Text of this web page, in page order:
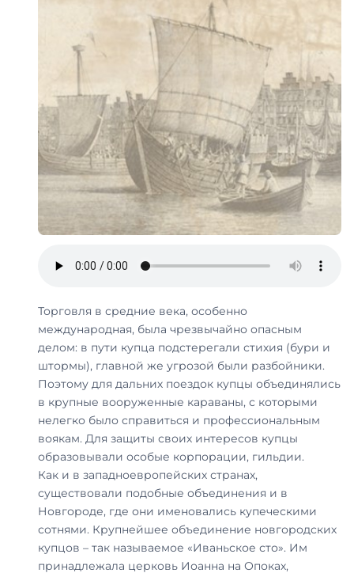
Торговля в средние века, особенно
международная, была чрезвычайно опасным
делом: в пути купца подстерегали стихия (бури и
штормы), главной же угрозой были разбойники.
Поэтому для дальних поездок купцы объединялись
в крупные вооруженные караваны, с которыми
нелегко было справиться и профессиональным
воякам. Для защиты своих интересов купцы
образовывали особые корпорации, гильдии.
Как и в западноевропейских странах,
существовали подобные объединения и в
Новгороде, где они именовались купеческими
сотнями. Крупнейшее объединение новгородских
купцов – так называемое «Иваньское сто». Им
принадлежала церковь Иоанна на Опоках,